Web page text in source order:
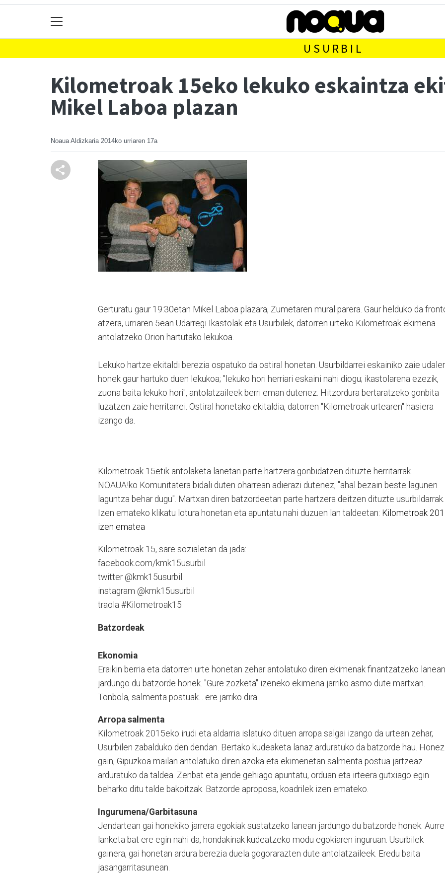
USURBIL
Kilometroak 15eko lekuko eskaintza
Mikel Laboa plazan
Noaua Aldizkaria 2014ko urriaren 17a
Gerturatu gaur 19:30etan Mikel Laboa plazara, Zumetaren mural parera. Gaur helduko da
atzera, urriaren 5ean Udarregi Ikastolak eta Usurbilek, datorren urteko Kilometroak ekimena
antolatzeko Orion hartutako lekukoa.
Lekuko hartze ekitaldi berezia ospatuko da ostiral honetan. Usurbildarrei eskainiko zaie
honek gaur hartuko duen lekukoa; "lekuko hori herriari eskaini nahi diogu; ikastolarena ezezik,
zuona baita lekuko hori", antolatzaileek berri eman dutenez. Hitzordura bertaratzeko gonbita
luzatzen zaie herritarrei. Ostiral honetako ekitaldia, datorren "Kilometroak urtearen" hasiera
izango da.
Kilometroak 15etik antolaketa lanetan parte hartzera gonbidatzen dituzte herritarrak.
NOAUA!ko Komunitatera bidali duten oharrean adierazi dutenez, "ahal bezain beste lagunen
laguntza behar dugu". Martxan diren batzordeetan parte hartzera deitzen dituzte usurbildarrak.
Izen emateko klikatu lotura honetan eta apuntatu nahi duzuen lan taldeetan: Kilometroak
izen ematea
Kilometroak 15, sare sozialetan da jada:
facebook.com/kmk15usurbil
twitter @kmk15usurbil
instagram @kmk15usurbil
traola #Kilometroak15
Batzordeak
Ekonomia
Eraikin berria eta datorren urte honetan zehar antolatuko diren ekimenak finantzatzeko lanean
jardungo du batzorde honek. "Gure zozketa" izeneko ekimena jarriko asmo dute martxan.
Tonbola, salmenta postuak... ere jarriko dira.
Arropa salmenta
Kilometroak 2015eko irudi eta aldarria islatuko dituen arropa salgai izango da urtean zehar,
Usurbilen zabalduko den dendan. Bertako kudeaketa lanaz arduratuko da batzorde hau. Honez
gain, Gipuzkoa mailan antolatuko diren azoka eta ekimenetan salmenta postua jartzeaz
arduratuko da taldea. Zenbat eta jende gehiago apuntatu, orduan eta irteera gutxiago egin
beharko ditu talde bakoitzak. Batzorde aproposa, koadrilek izen emateko.
Ingurumena/Garbitasuna
Jendartean gai honekiko jarrera egokiak sustatzeko lanean jardungo du batzorde honek. Aurre
lanketa bat ere egin nahi da, hondakinak kudeatzeko modu egokiaren inguruan. Usurbilek
gainera, gai honetan ardura berezia duela gogorarazten dute antolatzaileek. Eredu baita
jasangarritasunean.